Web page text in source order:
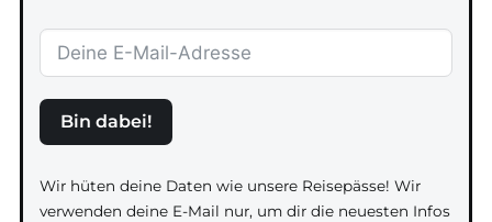
Bin dabei!
Wir hüten deine Daten wie unsere Reisepässe! Wir
verwenden deine E-Mail nur, um dir die neuesten Infos